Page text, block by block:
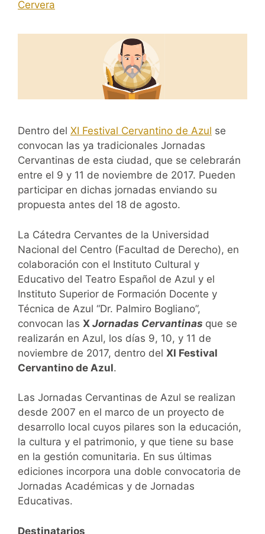
Cervera
Dentro del XI Festival Cervantino de Azul se
convocan las ya tradicionales Jornadas
Cervantinas de esta ciudad, que se celebrarán
entre el 9 y 11 de noviembre de 2017. Pueden
participar en dichas jornadas enviando su
propuesta antes del 18 de agosto.
La Cátedra Cervantes de la Universidad
Nacional del Centro (Facultad de Derecho), en
colaboración con el Instituto Cultural y
Educativo del Teatro Español de Azul y el
Instituto Superior de Formación Docente y
Técnica de Azul “Dr. Palmiro Bogliano”,
convocan las X Jornadas Cervantinas que se
realizarán en Azul, los días 9, 10, y 11 de
noviembre de 2017, dentro del XI Festival
Cervantino de Azul.
Las Jornadas Cervantinas de Azul se realizan
desde 2007 en el marco de un proyecto de
desarrollo local cuyos pilares son la educación,
la cultura y el patrimonio, y que tiene su base
en la gestión comunitaria. En sus últimas
ediciones incorpora una doble convocatoria de
Jornadas Académicas y de Jornadas
Educativas.
Destinatarios